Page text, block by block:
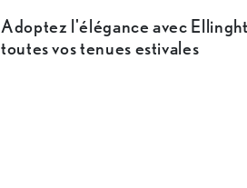
Adoptez l'élégance avec
toutes vos tenues estivales